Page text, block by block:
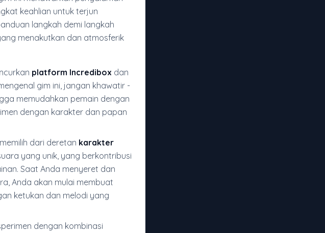
keahlian untuk terjun
langkah demi langkah
menakutkan dan atmosferik
platform Incredibox dan
gim ini, jangan khawatir -
memudahkan pemain dengan
dengan karakter dan papan
dari deretan karakter
yang unik, yang berkontribusi
Saat Anda menyeret dan
Anda akan mulai membuat
ketukan dan melodi yang
dengan kombinasi